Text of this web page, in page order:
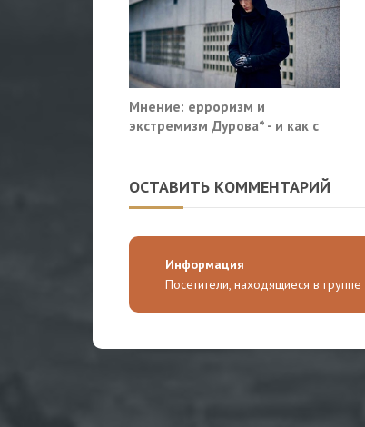
Мнение: ерроризм и
экстремизм Дурова* - и как с
ОСТАВИТЬ КОММЕНТАРИЙ
Информация
Посетители, находящиеся в группе